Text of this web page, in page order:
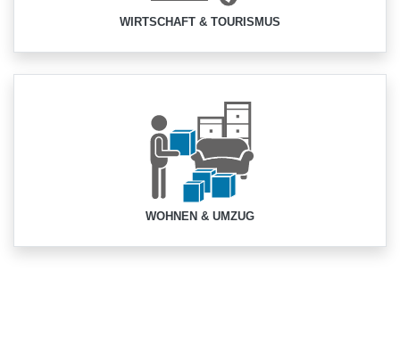
WIRTSCHAFT & TOURISMUS
WOHNEN & UMZUG